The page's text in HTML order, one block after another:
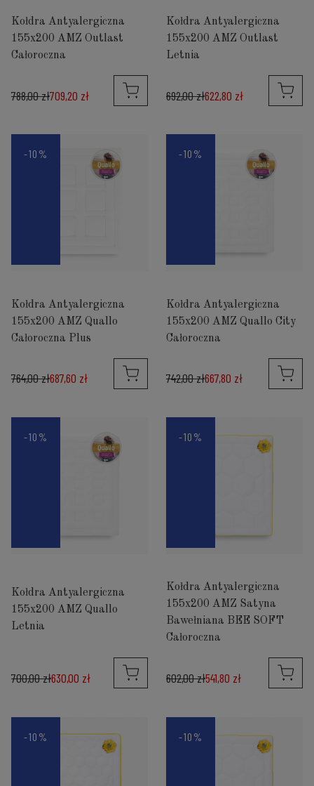
Kołdra Antyalergiczna
155x200 AMZ Outlast
Całoroczna
709,20 zł
788,00 zł
Kołdra Antyalergiczna
155x200 AMZ Outlast
Letnia
622,80 zł
692,00 zł
-10%
Kołdra Antyalergiczna
155x200 AMZ Quallo
Całoroczna Plus
687,60 zł
764,00 zł
-10%
Kołdra Antyalergiczna
155x200 AMZ Quallo City
Całoroczna
667,80 zł
742,00 zł
-10%
Kołdra Antyalergiczna
155x200 AMZ Quallo
Letnia
630,00 zł
700,00 zł
-10%
Kołdra Antyalergiczna
155x200 AMZ Satyna
Bawełniana BEE SOFT
Całoroczna
541,80 zł
602,00 zł
-10% -10%